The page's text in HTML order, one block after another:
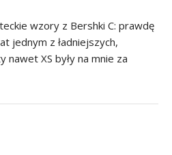
wzory z Bershki C: prawdę
jednym z ładniejszych,
nawet XS były na mnie za